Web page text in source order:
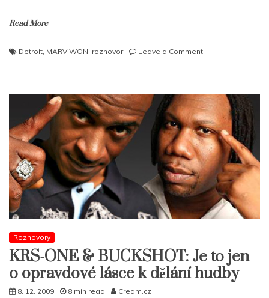
Read More
Detroit, MARV WON, rozhovor Leave a Commenton
je
nejlepší
rapper
všech
dob!
Rozhovory
KRS-ONE & BUCKSHOT: Je to jen
o opravdové lásce k dělání hudby
8. 12. 2009 8 min read Cream.cz